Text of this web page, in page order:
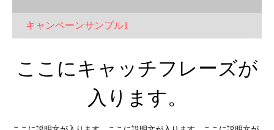
キャンペーンサンプル1
ここにキャッチフレーズが
入ります。